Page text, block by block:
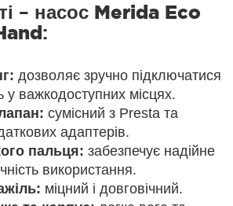
– насос Merida Eco
:
дозволяє зручно підключатися
у важкодоступних місцях.
сумісний з Presta та
адаптерів.
пальця: забезпечує надійне
використання.
міцний і довговічний.